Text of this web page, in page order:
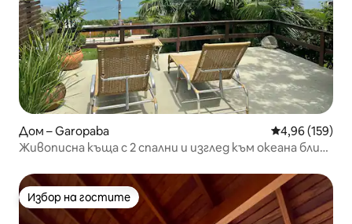
Дом – Garopaba Средна
4,96 (159)
Живописна къща с 2 спални и изглед към океана близо
Избор на гостите
Избор на гостите